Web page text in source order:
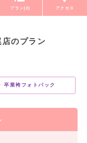
プラン(2) アクセス
店のプラン
卒業袴フォトパック